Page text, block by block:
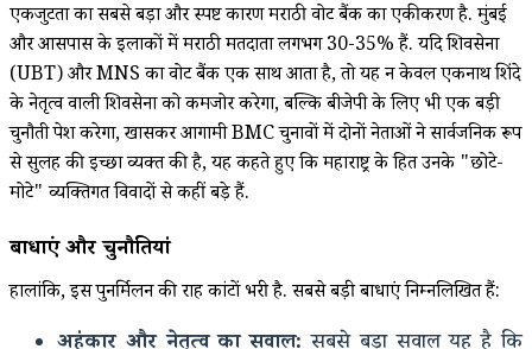
एकजुटता का सबसे बड़ा और स्पष्ट कारण मराठी वोट बैंक का एकीकरण है. मुंबई
और आसपास के इलाकों में मराठी मतदाता लगभग 30-35% हैं. यदि शिवसेना
(UBT) और MNS का वोट बैंक एक साथ आता है, तो यह न केवल एकनाथ शिंदे
के नेतृत्व वाली शिवसेना को कमजोर करेगा, बल्कि बीजेपी के लिए भी एक बड़ी
चुनौती पेश करेगा, खासकर आगामी BMC चुनावों में दोनों नेताओं ने सार्वजनिक रूप
से सुलह की इच्छा व्यक्त की है, यह कहते हुए कि महाराष्ट्र के हित उनके "छोटे-
मोटे" व्यक्तिगत विवादों से कहीं बड़े हैं.
बाधाएं और चुनौतियां
हालांकि, इस पुनर्मिलन की राह कांटों भरी है. सबसे बड़ी बाधाएं निम्नलिखित हैं: